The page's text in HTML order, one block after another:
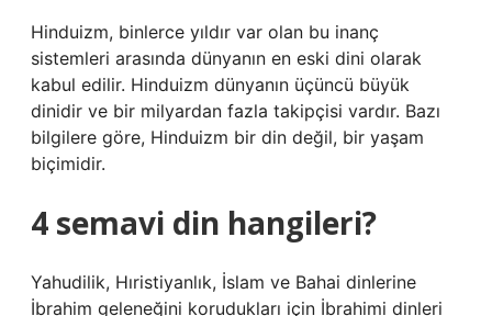
Hinduizm, binlerce yıldır var olan bu inanç
sistemleri arasında dünyanın en eski dini olarak
kabul edilir. Hinduizm dünyanın üçüncü büyük
dinidir ve bir milyardan fazla takipçisi vardır. Bazı
bilgilere göre, Hinduizm bir din değil, bir yaşam
biçimidir.
4 semavi din hangileri?
Yahudilik, Hıristiyanlık, İslam ve Bahai dinlerine
İbrahim geleneğini korudukları için İbrahimi dinleri